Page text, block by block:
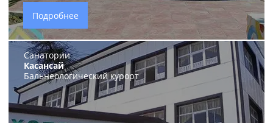
Подробнее
Санатории
Касансай
Бальнеологический курорт